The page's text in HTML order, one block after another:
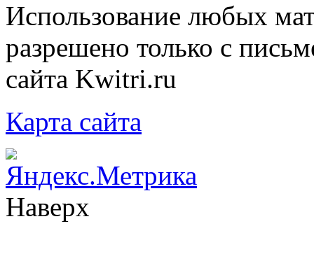
Использование любых
разрешено только с
сайта Kwitri.ru
Карта сайта
Наверх